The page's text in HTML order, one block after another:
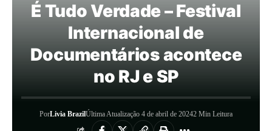
É Tudo Verdade – Festival
Internacional de
Documentários acontece
no RJ e SP
PorLivia BrazilÚltima Atualização 4 de abril de 20242 Min Leitura